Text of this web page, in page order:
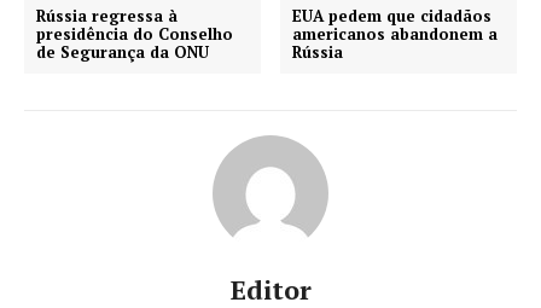
Rússia regressa à
presidência do Conselho
de Segurança da ONU
EUA pedem que cidadãos
americanos abandonem a
Rússia
Editor